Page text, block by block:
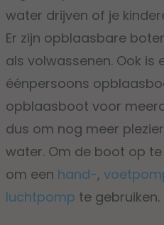
water drijven of je
Er zijn opblaasbare
als volwassenen. Ook is
éénpersoons
opblaasboot voor
dus om nog meer
water. Om de boot op
om een hand-,
luchtpomp te gebruiken.